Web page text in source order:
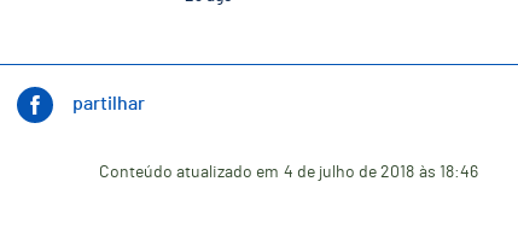
partilhar
Conteúdo atualizado em 4 de julho de 2018 às 18:46